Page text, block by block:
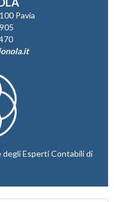
Pavia
Esperti Contabili di